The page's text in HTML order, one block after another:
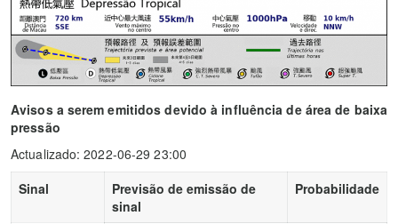
Avisos a serem emitidos devido à influência de área de baixa
pressão
Actualizado: 2022-06-29 23:00
Sinal
Previsão de emissão de
sinal
Probabilidade